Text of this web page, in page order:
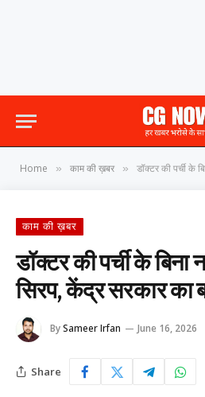
Home » काम की ख़बर » डॉक्टर की पर्ची के बिना
काम की ख़बर
डॉक्टर की पर्ची के बिना
सिरप, केंद्र सरकार का
BySameer Irfan June 16, 2026
Share